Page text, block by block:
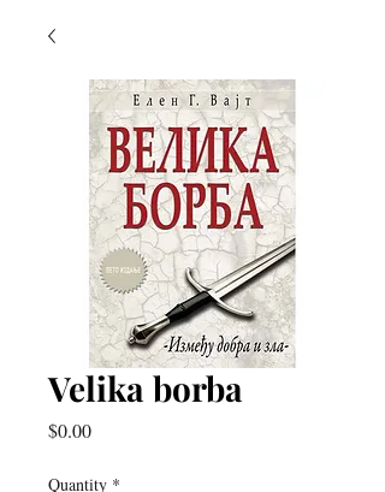
Velika borba
$0.00Price
Quantity *